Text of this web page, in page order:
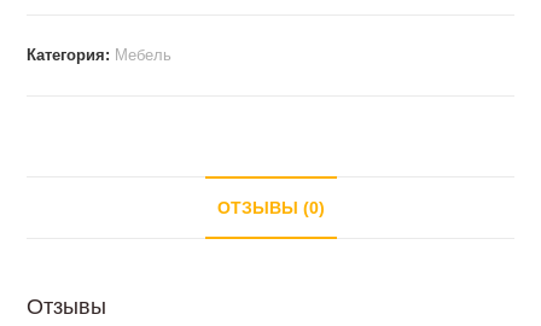
Категория: Мебель
ОТЗЫВЫ (0)
Отзывы